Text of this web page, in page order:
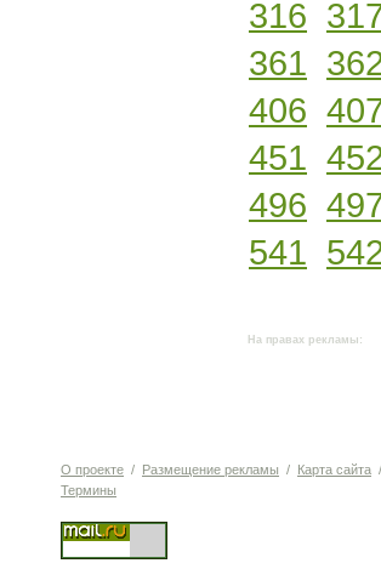
316
361
406
451
496
541
На правах рекламы:
О проекте / Размещение рекламы / Карта сайта /
Термины